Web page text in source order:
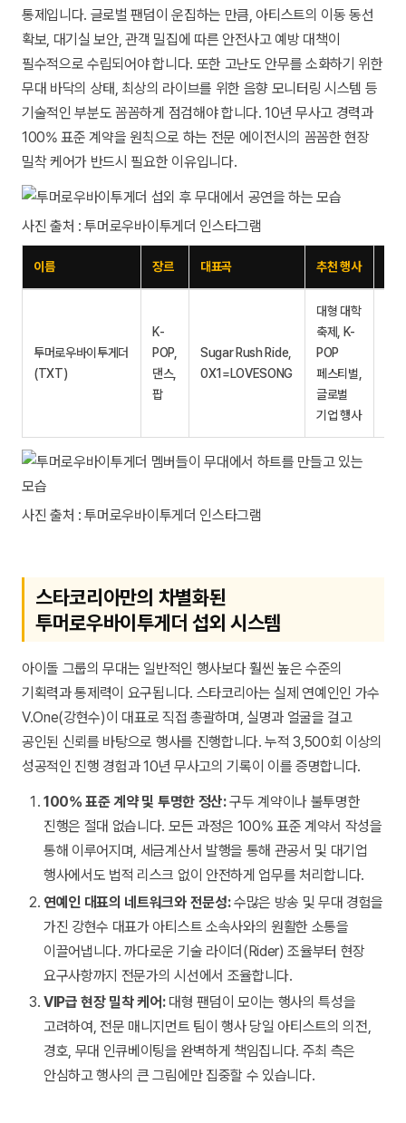
통제입니다. 글로벌 팬덤이 운집하는 만큼, 아티스트의 이동 동선
확보, 대기실 보안, 관객 밀집에 따른 안전사고 예방 대책이
필수적으로 수립되어야 합니다. 또한 고난도 안무를 소화하기 위한
무대 바닥의 상태, 최상의 라이브를 위한 음향 모니터링 시스템 등
기술적인 부분도 꼼꼼하게 점검해야 합니다. 10년 무사고 경력과
100% 표준 계약을 원칙으로 하는 전문 에이전시의 꼼꼼한 현장
밀착 케어가 반드시 필요한 이유입니다.
사진 출처 : 투머로우바이투게더 인스타그램
이름 장르 대표곡 추천 행사
투머로우바이투게더
(TXT)
K-
POP,
댄스,
팝
Sugar Rush Ride,
0X1=LOVESONG
대형 대학
축제, K-
POP
페스티벌,
글로벌
기업 행사
사진 출처 : 투머로우바이투게더 인스타그램
스타코리아만의 차별화된
투머로우바이투게더 섭외 시스템
아이돌 그룹의 무대는 일반적인 행사보다 훨씬 높은 수준의
기획력과 통제력이 요구됩니다. 스타코리아는 실제 연예인인 가수
V.One(강현수)이 대표로 직접 총괄하며, 실명과 얼굴을 걸고
공인된 신뢰를 바탕으로 행사를 진행합니다. 누적 3,500회 이상의
성공적인 진행 경험과 10년 무사고의 기록이 이를 증명합니다.
100% 표준 계약 및 투명한 정산:구두 계약이나 불투명한
진행은 절대 없습니다. 모든 과정은 100% 표준 계약서 작성을
통해 이루어지며, 세금계산서 발행을 통해 관공서 및 대기업
행사에서도 법적 리스크 없이 안전하게 업무를 처리합니다.
연예인 대표의 네트워크와 전문성:수많은 방송 및 무대 경험을
가진 강현수 대표가 아티스트 소속사와의 원활한 소통을
이끌어냅니다. 까다로운 기술 라이더(Rider) 조율부터 현장
요구사항까지 전문가의 시선에서 조율합니다.
VIP급 현장 밀착 케어:대형 팬덤이 모이는 행사의 특성을
고려하여, 전문 매니지먼트 팀이 행사 당일 아티스트의 의전,
경호, 무대 인큐베이팅을 완벽하게 책임집니다. 주최 측은
안심하고 행사의 큰 그림에만 집중할 수 있습니다.